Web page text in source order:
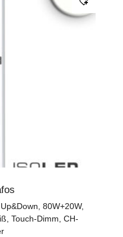
80W+20W,
Touch-Dimm, CH-